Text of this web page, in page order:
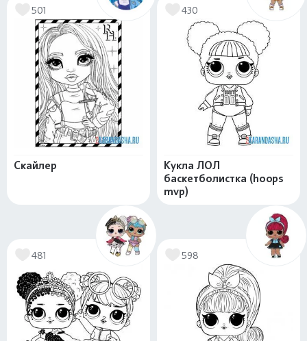
501
Скайлер
430
Кукла ЛОЛ
баскетболистка (hoops
mvp)
481 598